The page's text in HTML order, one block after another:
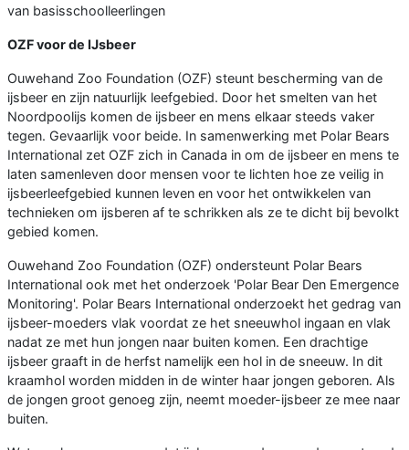
van basisschoolleerlingen
OZF voor de IJsbeer
Ouwehand Zoo Foundation (OZF) steunt bescherming van de
ijsbeer en zijn natuurlijk leefgebied. Door het smelten van het
Noordpoolijs komen de ijsbeer en mens elkaar steeds vaker
tegen. Gevaarlijk voor beide. In samenwerking met Polar Bears
International zet OZF zich in Canada in om de ijsbeer en mens te
laten samenleven door mensen voor te lichten hoe ze veilig in
ijsbeerleefgebied kunnen leven en voor het ontwikkelen van
technieken om ijsberen af te schrikken als ze te dicht bij bevolkt
gebied komen.
Ouwehand Zoo Foundation (OZF) ondersteunt Polar Bears
International ook met het onderzoek 'Polar Bear Den Emergence
Monitoring'. Polar Bears International onderzoekt het gedrag van
ijsbeer-moeders vlak voordat ze het sneeuwhol ingaan en vlak
nadat ze met hun jongen naar buiten komen. Een drachtige
ijsbeer graaft in de herfst namelijk een hol in de sneeuw. In dit
kraamhol worden midden in de winter haar jongen geboren. Als
de jongen groot genoeg zijn, neemt moeder-ijsbeer ze mee naar
buiten.